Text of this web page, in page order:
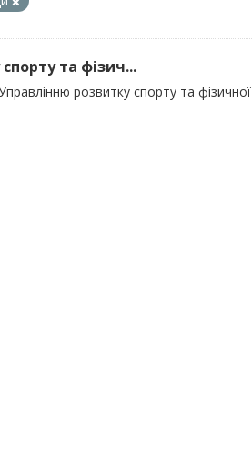
та фізич...
розвитку спорту та фізичної